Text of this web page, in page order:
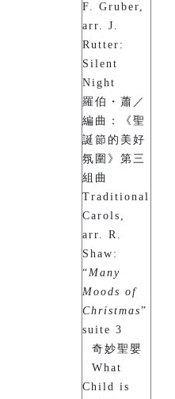
F. Gruber,
arr. J.
Rutter:
Silent
Night
羅伯・蕭／
編曲：《聖
誕節的美好
氛圍》第三
組曲
Traditional
Carols,
arr. R.
Shaw:
“Many
Moods of
Christmas”
suite 3
奇妙聖嬰
What
Child is